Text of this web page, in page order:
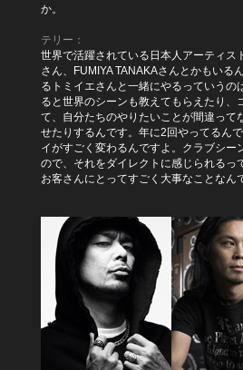
か。
テリー：
世界で活躍されている日本人アーティ
さん、FUMIYA TANAKAさんとかもいる
るトミイエさんと一緒にやるっていう
ると世界のシーンも教えてもらえたり
て、自分たちのやりたいことが間違って
せたりするんです。年に2回やってるん
イがすごく変わるんですよ。クラブシ
ので、それをダイレクトに感じられるっ
お客さんにとってすごく大事なことなん